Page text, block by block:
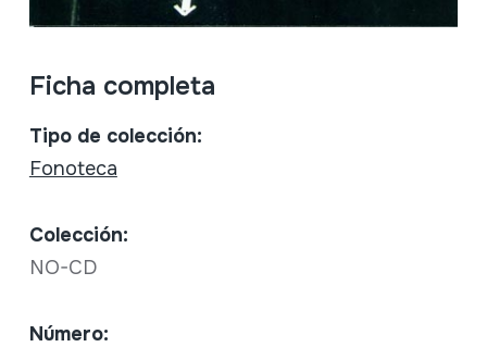
Ficha completa
Tipo de colección:
Fonoteca
Colección:
NO-CD
Número: